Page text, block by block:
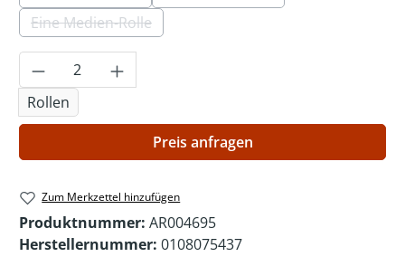
(Diese Option ist zurzeit nicht verfügbar.)
(Diese Option ist zurzeit nicht
Eine Medien-Rolle(Diese Option ist zurzeit nicht verfügbar.)
Produkt Anzahl: Gib den gewünschten
Rollen
Preis anfragen
Zum Merkzettel hinzufügen
Produktnummer: AR004695
Herstellernummer: 0108075437